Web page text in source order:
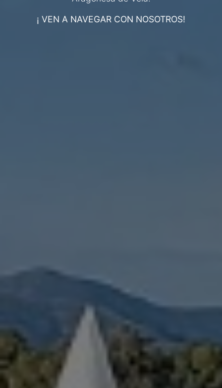
¡ VEN A NAVEGAR CON NOSOTROS!